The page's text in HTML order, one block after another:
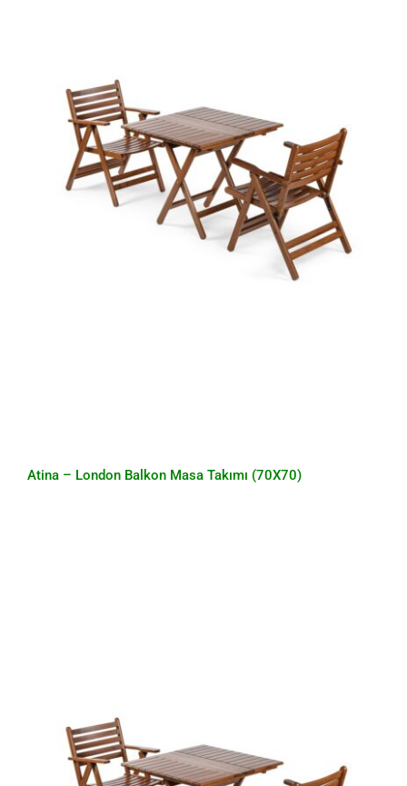
Atina – London Balkon Masa Takımı
(70X70)
Atina – London Balkon Masa Takımı (70X70)